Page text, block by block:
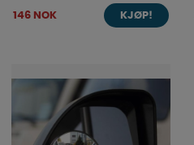
146 NOK KJØP!